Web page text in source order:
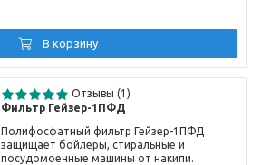
В корзину
Отзывы (1)
Фильтр Гейзер-1ПФД
Полифосфатный фильтр Гейзер-1ПФД
защищает бойлеры, стиральные и
посудомоечные машины от накипи.